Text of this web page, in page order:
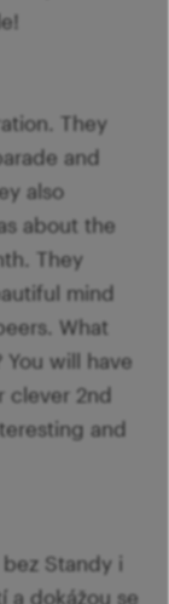
They
and
also
about the
They
mind
What
will have
clever 2nd
and
Standy i
a dokážou se